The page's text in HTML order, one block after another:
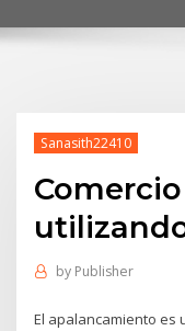
Sanasith22410
by Publisher
El apalancamiento es